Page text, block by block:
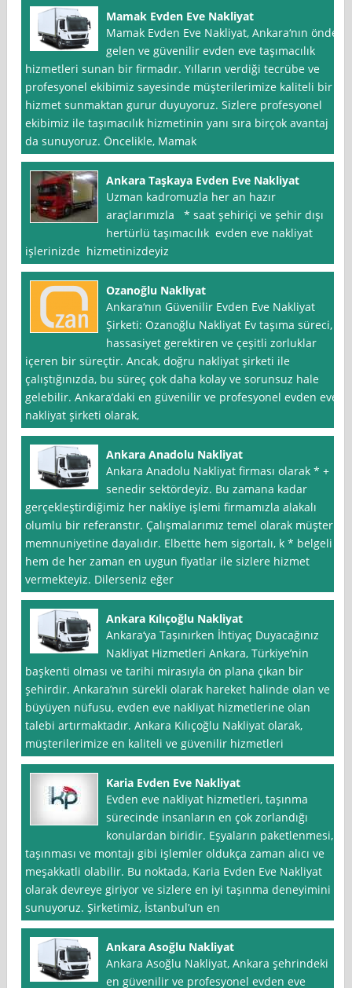
Mamak Evden Eve Nakliyat
Mamak Evden Eve Nakliyat, Ankara‘nın önde
gelen ve güvenilir evden eve taşımacılık
hizmetleri sunan bir firmadır. Yılların verdiği tecrübe ve
profesyonel ekibimiz sayesinde müşterilerimize kaliteli bir
hizmet sunmaktan gurur duyuyoruz. Sizlere profesyonel
ekibimiz ile taşımacılık hizmetinin yanı sıra birçok avantaj
da sunuyoruz. Öncelikle, Mamak
Ankara Taşkaya Evden Eve Nakliyat
Uzman kadromuzla her an hazır
araçlarımızla * saat şehiriçi ve şehir dışı
hertürlü taşımacılık evden eve nakliyat
işlerinizde hizmetinizdeyiz
Ozanoğlu Nakliyat
Ankara‘nın Güvenilir Evden Eve Nakliyat
Şirketi: Ozanoğlu Nakliyat Ev taşıma süreci,
hassasiyet gerektiren ve çeşitli zorluklar
içeren bir süreçtir. Ancak, doğru nakliyat şirketi ile
çalıştığınızda, bu süreç çok daha kolay ve sorunsuz hale
gelebilir. Ankara’daki en güvenilir ve profesyonel evden eve
nakliyat şirketi olarak,
Ankara Anadolu Nakliyat
Ankara Anadolu Nakliyat firması olarak * +
senedir sektördeyiz. Bu zamana kadar
gerçekleştirdiğimiz her nakliye işlemi firmamızla alakalı
olumlu bir referanstır. Çalışmalarımız temel olarak müşteri
memnuniyetine dayalıdır. Elbette hem sigortalı, k * belgeli
hem de her zaman en uygun fiyatlar ile sizlere hizmet
vermekteyiz. Dilerseniz eğer
Ankara Kılıçoğlu Nakliyat
Ankara‘ya Taşınırken İhtiyaç Duyacağınız
Nakliyat Hizmetleri Ankara, Türkiye’nin
başkenti olması ve tarihi mirasıyla ön plana çıkan bir
şehirdir. Ankara’nın sürekli olarak hareket halinde olan ve
büyüyen nüfusu, evden eve nakliyat hizmetlerine olan
talebi artırmaktadır. Ankara Kılıçoğlu Nakliyat olarak,
müşterilerimize en kaliteli ve güvenilir hizmetleri
Karia Evden Eve Nakliyat
Evden eve nakliyat hizmetleri, taşınma
sürecinde insanların en çok zorlandığı
konulardan biridir. Eşyaların paketlenmesi,
taşınması ve montajı gibi işlemler oldukça zaman alıcı ve
meşakkatli olabilir. Bu noktada, Karia Evden Eve Nakliyat
olarak devreye giriyor ve sizlere en iyi taşınma deneyimini
sunuyoruz. Şirketimiz, İstanbul’un en
Ankara Asoğlu Nakliyat
Ankara Asoğlu Nakliyat, Ankara şehrindeki
en güvenilir ve profesyonel evden eve